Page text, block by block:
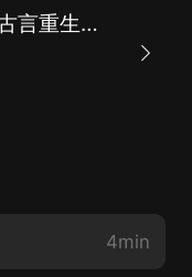
食客｜【多播劇】|古言重生｜言 情｜傳奇｜宮鬥
4min